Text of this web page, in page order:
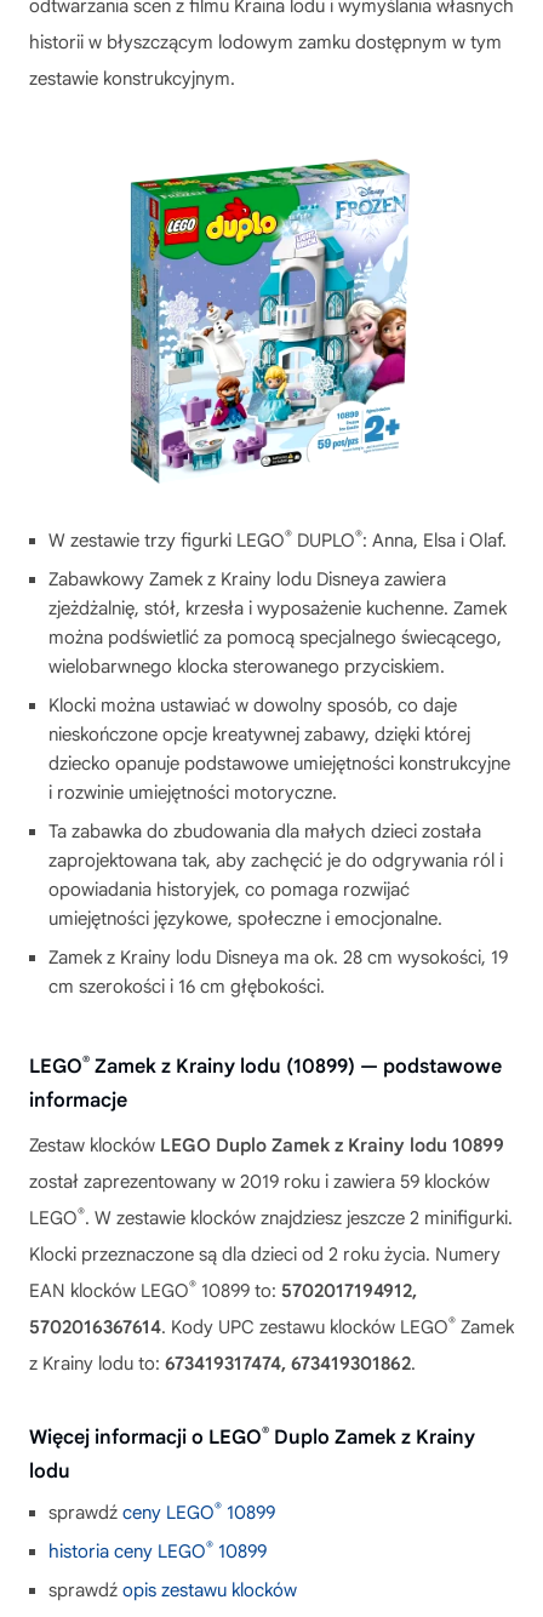
odtwarzania scen z filmu Kraina lodu i wymyślania własnych
historii w błyszczącym lodowym zamku dostępnym w tym
zestawie konstrukcyjnym.
W zestawie trzy figurki LEGO® DUPLO®: Anna, Elsa i Olaf.
Zabawkowy Zamek z Krainy lodu Disneya zawiera
zjeżdżalnię, stół, krzesła i wyposażenie kuchenne. Zamek
można podświetlić za pomocą specjalnego świecącego,
wielobarwnego klocka sterowanego przyciskiem.
Klocki można ustawiać w dowolny sposób, co daje
nieskończone opcje kreatywnej zabawy, dzięki której
dziecko opanuje podstawowe umiejętności konstrukcyjne
i rozwinie umiejętności motoryczne.
Ta zabawka do zbudowania dla małych dzieci została
zaprojektowana tak, aby zachęcić je do odgrywania ról i
opowiadania historyjek, co pomaga rozwijać
umiejętności językowe, społeczne i emocjonalne.
Zamek z Krainy lodu Disneya ma ok. 28 cm wysokości, 19
cm szerokości i 16 cm głębokości.
LEGO® Zamek z Krainy lodu (10899) — podstawowe
informacje
Zestaw klocków LEGO Duplo Zamek z Krainy lodu 10899
został zaprezentowany w 2019 roku i zawiera 59 klocków
LEGO®. W zestawie klocków znajdziesz jeszcze 2 minifigurki.
Klocki przeznaczone są dla dzieci od 2 roku życia. Numery
EAN klocków LEGO® 10899 to: 5702017194912,
5702016367614. Kody UPC zestawu klocków LEGO® Zamek
z Krainy lodu to: 673419317474, 673419301862.
Więcej informacji o LEGO® Duplo Zamek z Krainy
lodu
sprawdź ceny LEGO® 10899
historia ceny LEGO® 10899
sprawdź opis zestawu klocków